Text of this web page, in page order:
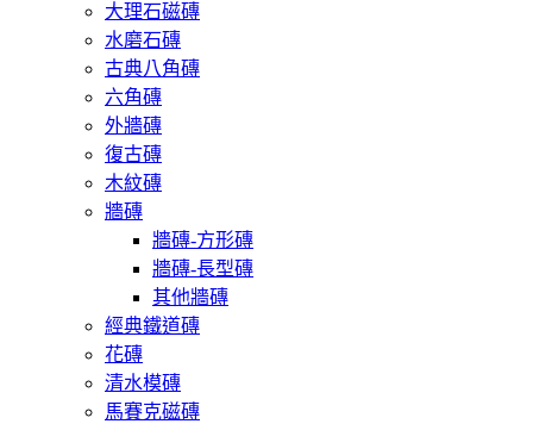
大理石磁磚
水磨石磚
古典八角磚
六角磚
外牆磚
復古磚
木紋磚
牆磚
牆磚-方形磚
牆磚-長型磚
其他牆磚
經典鐵道磚
花磚
清水模磚
馬賽克磁磚